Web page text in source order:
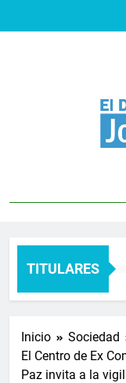
TITULARES
Inicio
Sociedad
El Centro de Ex
Paz invita a la